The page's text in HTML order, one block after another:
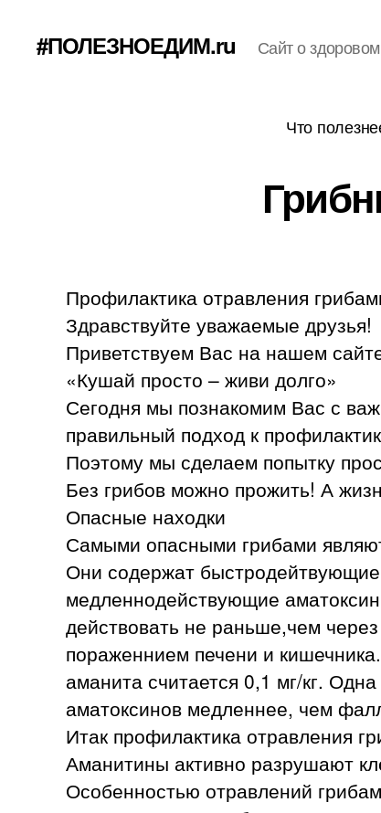
#ПОЛЕЗНОЕДИМ.ru Сайт о
Что
Профилактика отравления
Здравствуйте уважаемые друзья!
Приветствуем Вас на нашем
«Кушай просто – живи долго»
Сегодня мы познакомим Вас с
правильный подход к
Поэтому мы сделаем попытку
Без грибов можно прожить! А
Опасные находки
Самыми опасными грибами
Они содержат
медленнодействующие
действовать не раньше,чем
пораженнием печени и
аманита считается 0,1 мг/кг.
аматоксинов медленнее, чем
Итак профилактика отравления
Аманитины активно разрушают
Особенностью отравлений